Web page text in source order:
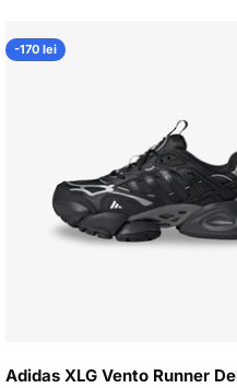
-170 lei
Adidas XLG Vento Runner